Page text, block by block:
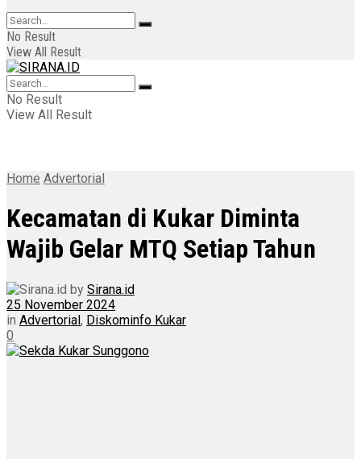
No Result
View All Result
No Result
View All Result
Home Advertorial
Kecamatan di Kukar Diminta
Wajib Gelar MTQ Setiap Tahun
by Sirana.id
25 November 2024
in Advertorial, Diskominfo Kukar
0